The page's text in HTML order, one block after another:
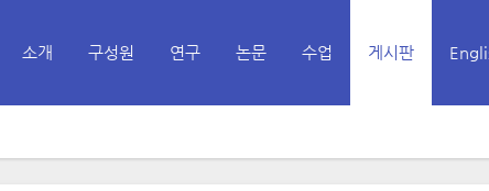
소개 구성원 연구 논문 수업 게시판